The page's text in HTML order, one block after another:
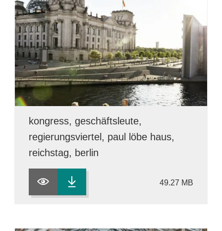
kongress, geschäftsleute,
regierungsviertel, paul löbe haus,
reichstag, berlin
49.27 MB